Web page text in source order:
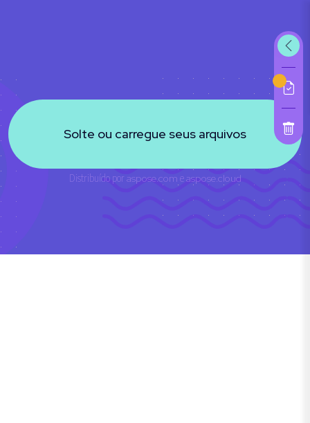
Solte ou carregue seus arquivos
Distribuído por aspose.com easpose.cloud